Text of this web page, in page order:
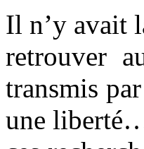
Il n’y avait
retrouver
transmis
une